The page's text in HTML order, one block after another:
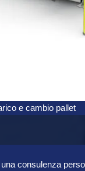
e cambio pallet
consulenza